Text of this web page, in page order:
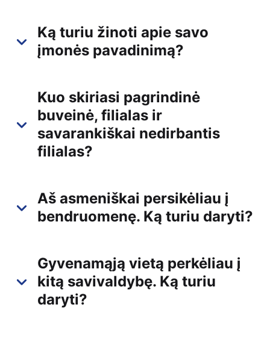
Ką turiu žinoti apie savo
įmonės pavadinimą?
Kuo skiriasi pagrindinė
buveinė, filialas ir
savarankiškai nedirbantis
filialas?
Aš asmeniškai persikėliau į
bendruomenę. Ką turiu daryti?
Gyvenamąją vietą perkėliau į
kitą savivaldybę. Ką turiu
daryti?